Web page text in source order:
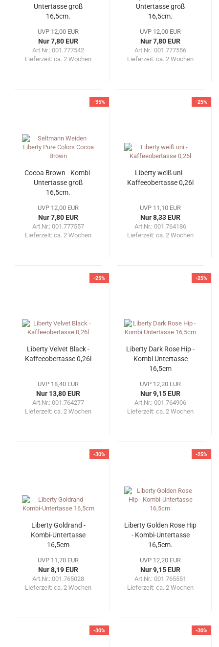
Untertasse groß
16,5cm.
UVP 12,00 EUR
Nur 7,80 EUR
Art.Nr.: 001.777542
Lieferzeit: ca. 2 Wochen
Untertasse groß
16,5cm.
UVP 12,00 EUR
Nur 7,80 EUR
Art.Nr.: 001.777556
Lieferzeit: ca. 2 Wochen
-35%
Cocoa Brown - Kombi-
Untertasse groß
16,5cm.
UVP 12,00 EUR
Nur 7,80 EUR
Art.Nr.: 001.777557
Lieferzeit: ca. 2 Wochen
-25%
Liberty weiß uni -
Kaffeeobertasse 0,26l
UVP 11,10 EUR
Nur 8,33 EUR
Art.Nr.: 001.764186
Lieferzeit: ca. 2 Wochen
-25%
Liberty Velvet Black -
Kaffeeobertasse 0,26l
UVP 18,40 EUR
Nur 13,80 EUR
Art.Nr.: 001.764277
Lieferzeit: ca. 2 Wochen
-25%
Liberty Dark Rose Hip -
Kombi Untertasse
16,5cm
UVP 12,20 EUR
Nur 9,15 EUR
Art.Nr.: 001.764906
Lieferzeit: ca. 2 Wochen
-30%
Liberty Goldrand -
Kombi-Untertasse
16,5cm
UVP 11,70 EUR
Nur 8,19 EUR
Art.Nr.: 001.765028
Lieferzeit: ca. 2 Wochen
-25%
Liberty Golden Rose Hip
- Kombi-Untertasse
16,5cm.
UVP 12,20 EUR
Nur 9,15 EUR
Art.Nr.: 001.765551
Lieferzeit: ca. 2 Wochen
-30% -30%